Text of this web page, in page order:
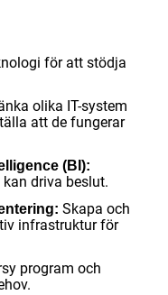
för att stödja
olika IT-system
att de fungerar
(BI):
driva beslut.
Skapa och
infrastruktur för
program och